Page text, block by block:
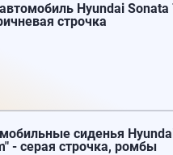
Hyundai
строчка
сиденья
- серая строчка, ромбы